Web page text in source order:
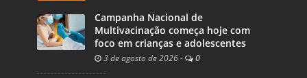
Campanha Nacional de
Multivacinação começa hoje com
foco em crianças e adolescentes
3 de agosto de 2026 - 0